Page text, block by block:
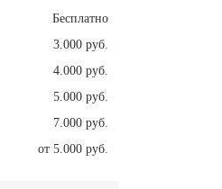
Бесплатно
3.000 руб.
4.000 руб.
5.000 руб.
7.000 руб.
от 5.000 руб.